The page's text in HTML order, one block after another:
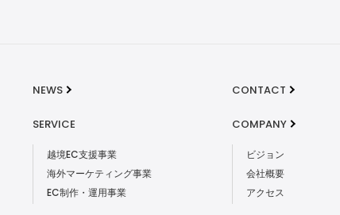
NEWS
SERVICE
越境EC支援事業
海外マーケティング事業
EC制作・運用事業
CONTACT
COMPANY
ビジョン
会社概要
アクセス